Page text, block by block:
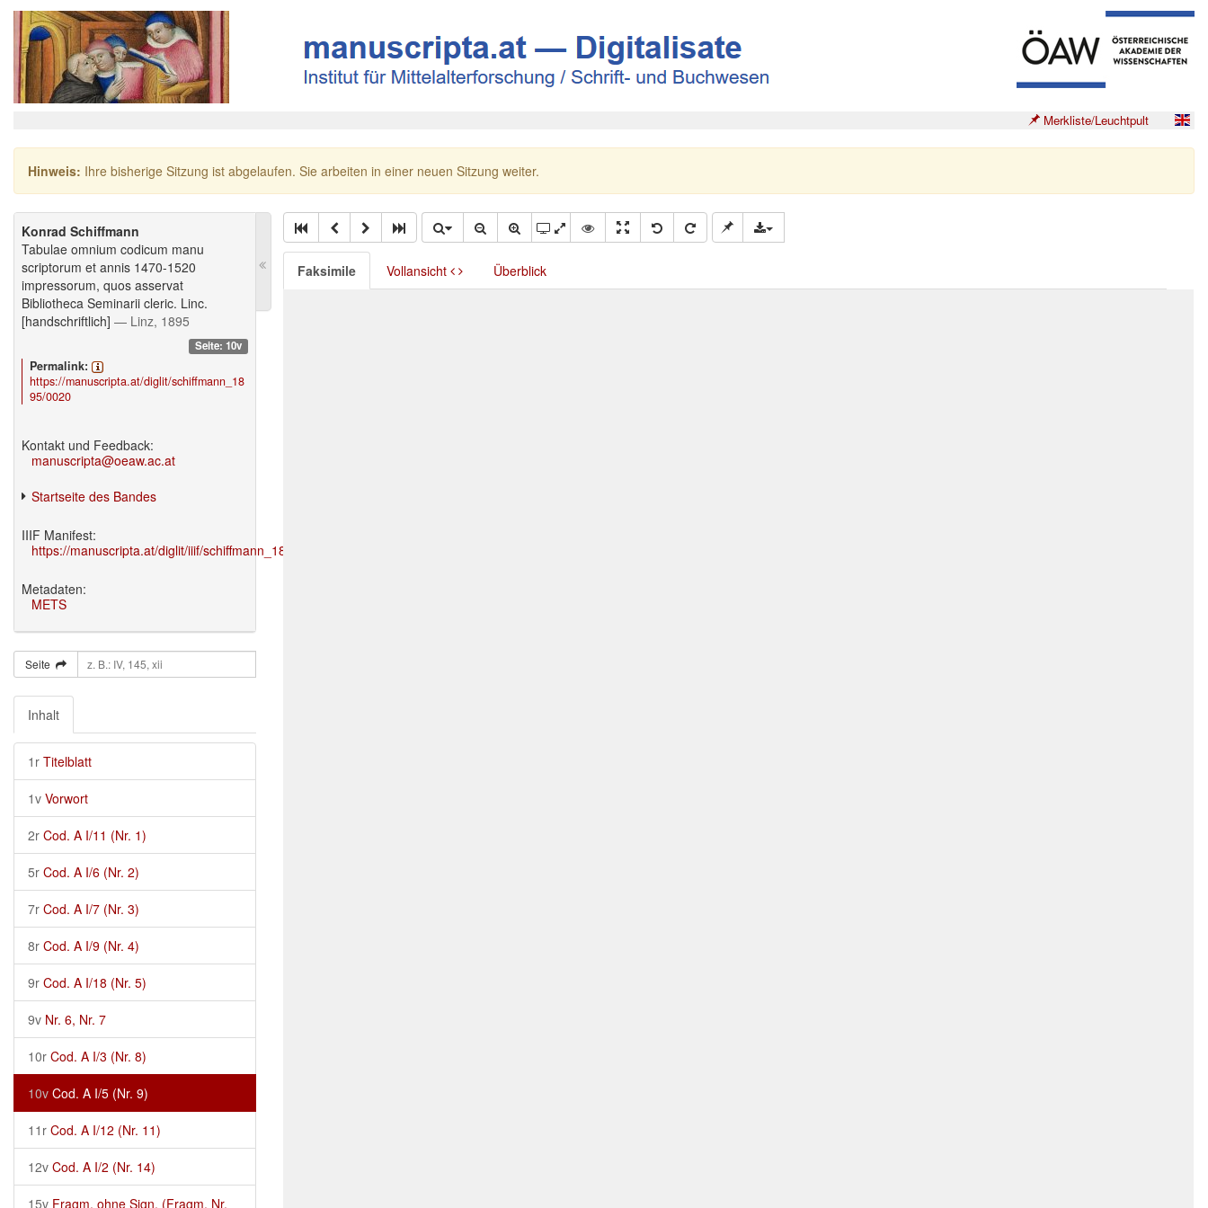
Merkliste/Leuchtpult
Hinweis: Ihre bisherige Sitzung ist abgelaufen. Sie arbeiten in einer neuen Sitzung weiter.
Konrad Schiffmann
Tabulae omnium codicum manu
scriptorum et annis 1470-1520
impressorum, quos asservat
Bibliotheca Seminarii cleric. Linc.
[handschriftlich] — Linz, 1895
Seite: 10v
Permalink:
https://manuscripta.at/diglit/schiffmann_18
95/0020
Kontakt und Feedback:
manuscripta@oeaw.ac.at
Startseite des Bandes
IIIF Manifest:
https://manuscripta.at/diglit/iiif/schiffmann_1895/manifest.json
Metadaten:
METS
Seite
Inhalt
1r Titelblatt
1v Vorwort
2r Cod. A I/11 (Nr. 1)
5r Cod. A I/6 (Nr. 2)
7r Cod. A I/7 (Nr. 3)
8r Cod. A I/9 (Nr. 4)
9r Cod. A I/18 (Nr. 5)
9v Nr. 6, Nr. 7
10r Cod. A I/3 (Nr. 8)
10v Cod. A I/5 (Nr. 9)
11r Cod. A I/12 (Nr. 11)
12v Cod. A I/2 (Nr. 14)
15v Fragm. ohne Sign. (Fragm. Nr.
Faksimile Vollansicht Überblick